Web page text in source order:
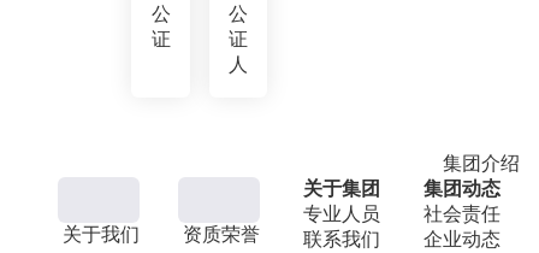
公
证
公
证
人
集团介绍
关于我们 资质荣誉
关于集团
专业人员
联系我们
集团动态
社会责任
企业动态